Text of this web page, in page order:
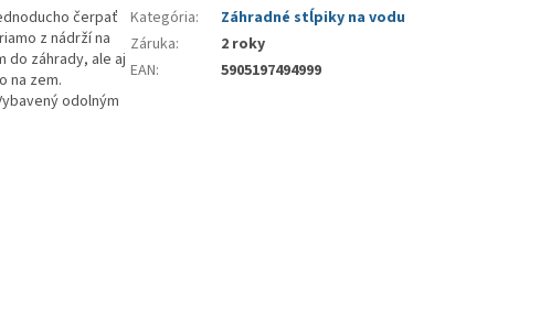
čerpať
z nádrží na
do záhrady, ale aj
na zem.
odolným
Kategória:
Záhradné stĺpiky na vodu
Záruka:
2 roky
EAN: 5905197494999